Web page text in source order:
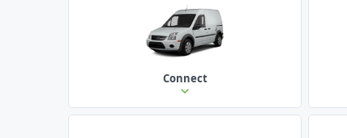
Connect